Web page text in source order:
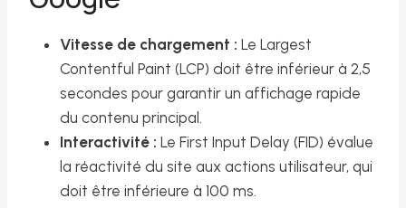
Vitesse de chargement : Le Largest
Contentful Paint (LCP) doit être inférieur à 2,5
secondes pour garantir un affichage rapide
du contenu principal.
Interactivité : Le First Input Delay (FID) évalue
la réactivité du site aux actions utilisateur, qui
doit être inférieure à 100 ms.